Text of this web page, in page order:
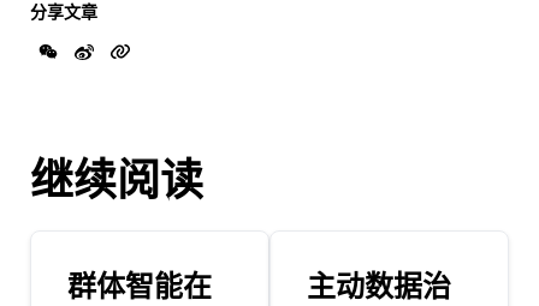
分享文章
继续阅读
群体智能在
主动数据治